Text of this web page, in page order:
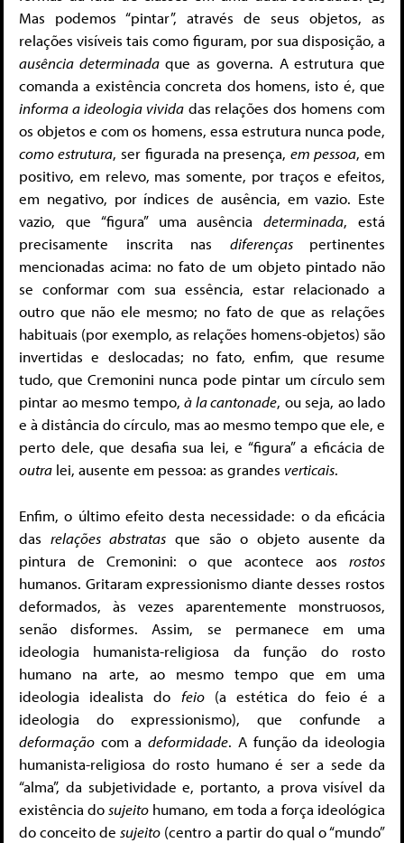
Mas podemos “pintar”, através de seus objetos, as
relações visíveis tais como figuram, por sua disposição, a
ausência determinadaque as governa. A estrutura que
comanda a existência concreta dos homens, isto é, que
informa a ideologia vividadas relações dos homens com
os objetos e com os homens, essa estrutura nunca pode,
como estrutura, ser figurada na presença,em pessoa, em
positivo, em relevo, mas somente, por traços e efeitos,
em negativo, por índices de ausência, em vazio. Este
vazio, que “figura” uma ausênciadeterminada, está
precisamente inscrita nas diferenças pertinentes
mencionadas acima: no fato de um objeto pintado não
se conformar com sua essência, estar relacionado a
outro que não ele mesmo; no fato de que as relações
habituais (por exemplo, as relações homens-objetos) são
invertidas e deslocadas; no fato, enfim, que resume
tudo, que Cremonini nunca pode pintar um círculo sem
pintar ao mesmo tempo, à la cantonade, ou seja, ao lado
e à distância do círculo, mas ao mesmo tempo que ele, e
perto dele, que desafia sua lei, e “figura” a eficácia de
outra lei, ausente em pessoa: as grandes verticais.
Enfim, o último efeito desta necessidade: o da eficácia
das relações abstratas que são o objeto ausente da
pintura de Cremonini: o que acontece aos rostos
humanos. Gritaram expressionismo diante desses rostos
deformados, às vezes aparentemente monstruosos,
senão disformes. Assim, se permanece em uma
ideologia humanista-religiosa da função do rosto
humano na arte, ao mesmo tempo que em uma
ideologia idealista do feio(a estética do feio é a
ideologia do expressionismo), que confunde a
deformação com adeformidade. A função da ideologia
humanista-religiosa do rosto humano é ser a sede da
“alma”, da subjetividade e, portanto, a prova visível da
existência dosujeito humano, em toda a força ideológica
do conceito desujeito (centro a partir do qual o “mundo”